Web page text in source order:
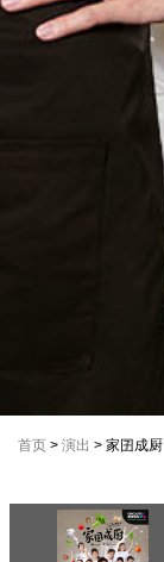
首页 > 演出 > 家囝成厨